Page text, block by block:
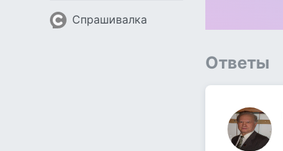
Спрашивалка
Ответы